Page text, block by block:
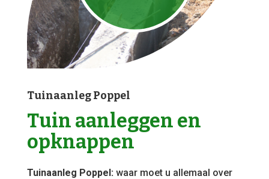
Tuinaanleg Poppel
Tuin aanleggen en
opknappen
Tuinaanleg Poppel:waar moet u allemaal over